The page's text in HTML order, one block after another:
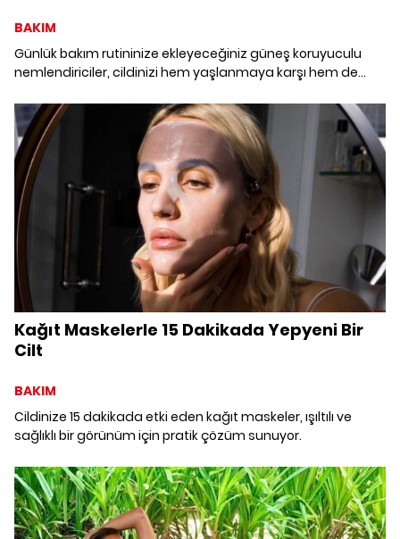
BAKIM
Günlük bakım rutininize ekleyeceğiniz güneş koruyuculu
nemlendiriciler, cildinizi hem yaşlanmaya karşı hem de
Kağıt Maskelerle 15 Dakikada Yepyeni Bir
Cilt
BAKIM
Cildinize 15 dakikada etki eden kağıt maskeler, ışıltılı ve
sağlıklı bir görünüm için pratik çözüm sunuyor.